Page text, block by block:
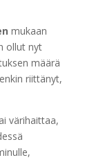
mukaan
ollut nyt
määrä
riittänyt,
värihaittaa,